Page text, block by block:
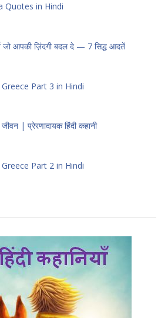
Quotes in Hindi
जो आपकी ज़िंदगी बदल दे — 7 सिद्ध आदतें
Part 3 in Hindi
| प्रेरणादायक हिंदी कहानी
Part 2 in Hindi